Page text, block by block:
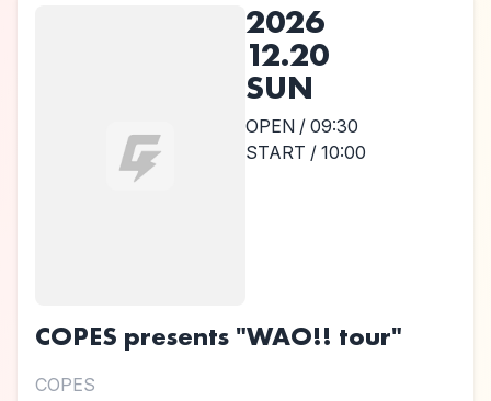
2026
12.20
SUN
OPEN / 09:30
START / 10:00
COPES presents "WAO!! tour"
COPES